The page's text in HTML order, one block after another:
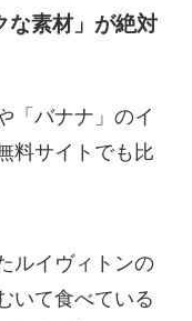
素材」が絶対
「バナナ」のイ
料サイトでも比
ルイヴィトンの
いて食べている